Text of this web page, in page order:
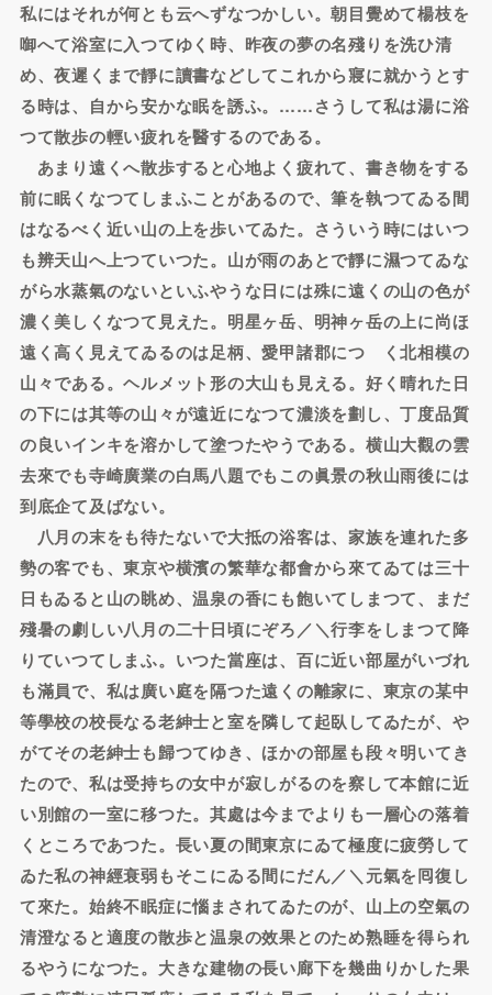
私にはそれが何とも云へずなつかしい。朝目覺めて楊枝を
啣へて浴室に入つてゆく時、昨夜の夢の名殘りを洗ひ清
め、夜遲くまで靜に讀書などしてこれから寢に就かうとす
る時は、自から安かな眠を誘ふ。……さうして私は湯に浴
つて散歩の輕い疲れを醫するのである。
あまり遠くへ散歩すると心地よく疲れて、書き物をする
前に眠くなつてしまふことがあるので、筆を執つてゐる間
はなるべく近い山の上を歩いてゐた。さういう時にはいつ
も辨天山へ上つていつた。山が雨のあとで靜に濕つてゐな
がら水蒸氣のないといふやうな日には殊に遠くの山の色が
濃く美しくなつて見えた。明星ヶ岳、明神ヶ岳の上に尚ほ
遠く高く見えてゐるのは足柄、愛甲諸郡につゞく北相模の
山々である。ヘルメット形の大山も見える。好く晴れた日
の下には其等の山々が遠近になつて濃淡を劃し、丁度品質
の良いインキを溶かして塗つたやうである。横山大觀の雲
去來でも寺崎廣業の白馬八題でもこの眞景の秋山雨後には
到底企て及ばない。
八月の末をも待たないで大抵の浴客は、家族を連れた多
勢の客でも、東京や横濱の繁華な都會から來てゐては三十
日もゐると山の眺め、温泉の香にも飽いてしまつて、まだ
殘暑の劇しい八月の二十日頃にぞろ／＼行李をしまつて降
りていつてしまふ。いつた當座は、百に近い部屋がいづれ
も滿員で、私は廣い庭を隔つた遠くの離家に、東京の某中
等學校の校長なる老紳士と室を隣して起臥してゐたが、や
がてその老紳士も歸つてゆき、ほかの部屋も段々明いてき
たので、私は受持ちの女中が寂しがるのを察して本館に近
い別館の一室に移つた。其處は今までよりも一層心の落着
くところであつた。長い夏の間東京にゐて極度に疲勞して
ゐた私の神經衰弱もそこにゐる間にだん／＼元氣を囘復し
て來た。始終不眠症に惱まされてゐたのが、山上の空氣の
清澄なると適度の散歩と温泉の效果とのため熟睡を得られ
るやうになつた。大きな建物の長い廊下を幾曲りかした果